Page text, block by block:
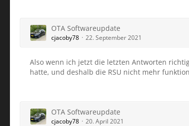
OTA Softwareupdate
cjacoby78 22. September 2021
Also wenn ich jetzt die letzten Antworten
hatte, und deshalb die RSU nicht mehr
OTA Softwareupdate
cjacoby78 20. April 2021